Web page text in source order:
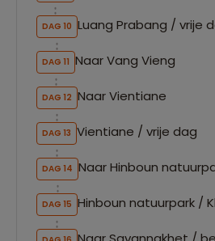
DAG 10 Luang Prabang / vrije
DAG 11 Naar Vang Vieng
DAG 12 Naar Vientiane
DAG 13 Vientiane / vrije dag
DAG 14 Naar Hinboun
DAG 15 Hinboun natuurpark /